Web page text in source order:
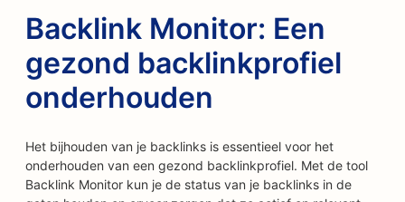
Backlink Monitor: Een
gezond backlinkprofiel
onderhouden
Het bijhouden van je backlinks is essentieel voor het
onderhouden van een gezond backlinkprofiel. Met de tool
Backlink Monitor kun je de status van je backlinks in de